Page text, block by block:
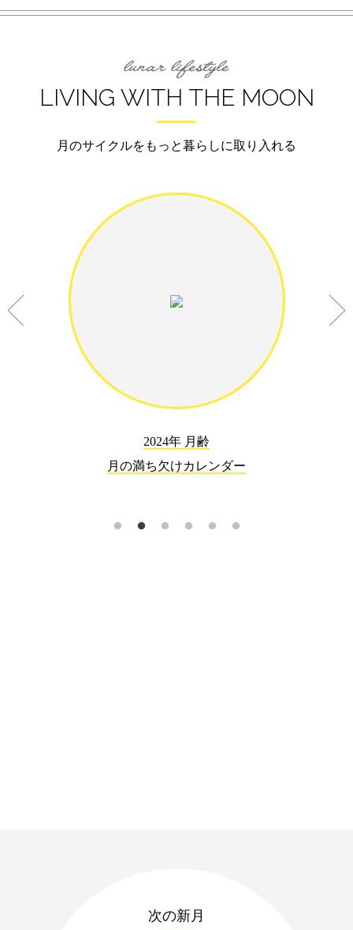
LIVING WITH THE MOON
月のサイクルをもっと暮らしに取り入れる
2024年 月齢
月の満ち欠けカレンダー
次の新月